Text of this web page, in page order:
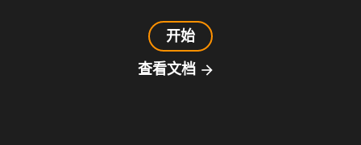
开始
查看文档 arrow_forward